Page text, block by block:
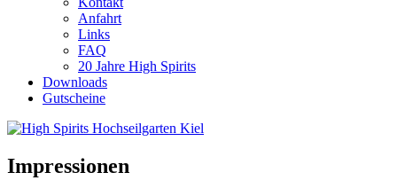
Anfahrt
Links
FAQ
20 Jahre High Spirits
Downloads
Gutscheine
Impressionen